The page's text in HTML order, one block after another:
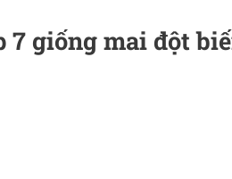
7 giống mai đột